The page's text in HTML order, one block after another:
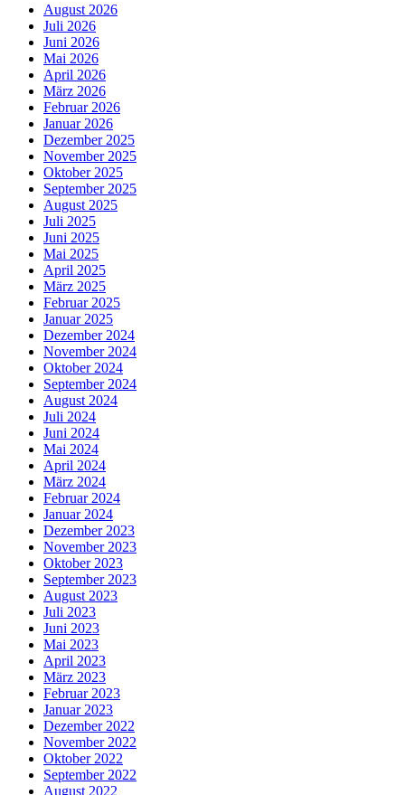
August 2026
Juli 2026
Juni 2026
Mai 2026
April 2026
März 2026
Februar 2026
Januar 2026
Dezember 2025
November 2025
Oktober 2025
September 2025
August 2025
Juli 2025
Juni 2025
Mai 2025
April 2025
März 2025
Februar 2025
Januar 2025
Dezember 2024
November 2024
Oktober 2024
September 2024
August 2024
Juli 2024
Juni 2024
Mai 2024
April 2024
März 2024
Februar 2024
Januar 2024
Dezember 2023
November 2023
Oktober 2023
September 2023
August 2023
Juli 2023
Juni 2023
Mai 2023
April 2023
März 2023
Februar 2023
Januar 2023
Dezember 2022
November 2022
Oktober 2022
September 2022
August 2022